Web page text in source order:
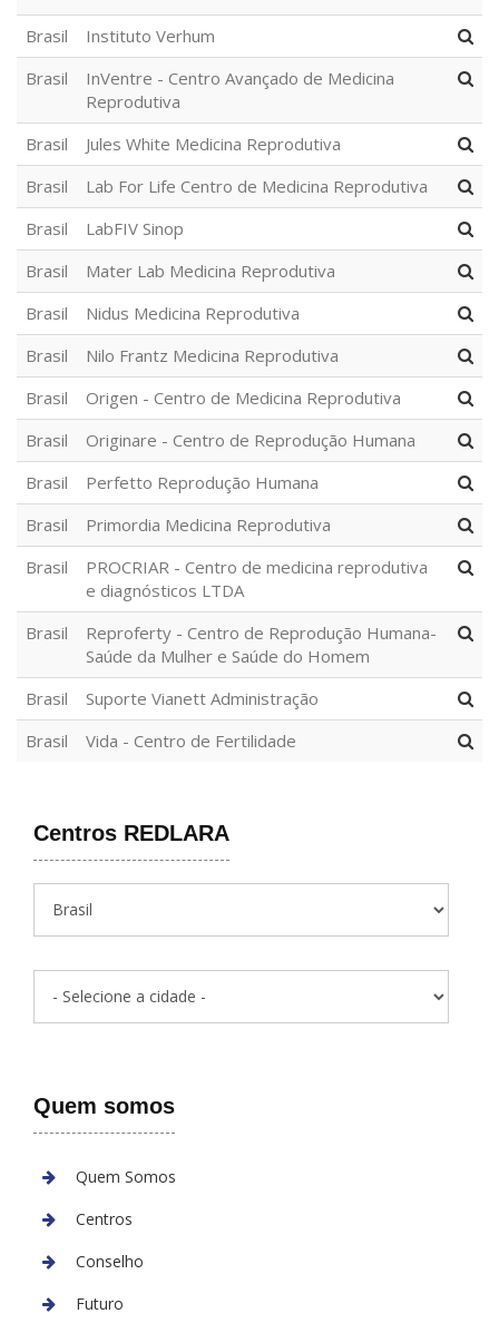
Brasil
Instituto Verhum
Brasil
InVentre - Centro Avançado de Medicina
Reprodutiva
Brasil
Jules White Medicina Reprodutiva
Brasil
Lab For Life Centro de Medicina Reprodutiva
Brasil
LabFIV Sinop
Brasil
Mater Lab Medicina Reprodutiva
Brasil
Nidus Medicina Reprodutiva
Brasil
Nilo Frantz Medicina Reprodutiva
Brasil
Origen - Centro de Medicina Reprodutiva
Brasil
Originare - Centro de Reprodução Humana
Brasil
Perfetto Reprodução Humana
Brasil
Primordia Medicina Reprodutiva
Brasil
PROCRIAR - Centro de medicina reprodutiva
e diagnósticos LTDA
Brasil
Reproferty - Centro de Reprodução Humana-
Saúde da Mulher e Saúde do Homem
Brasil
Suporte Vianett Administração
Brasil
Vida - Centro de Fertilidade
Centros REDLARA
Quem somos
Quem Somos
Centros
Conselho
Futuro